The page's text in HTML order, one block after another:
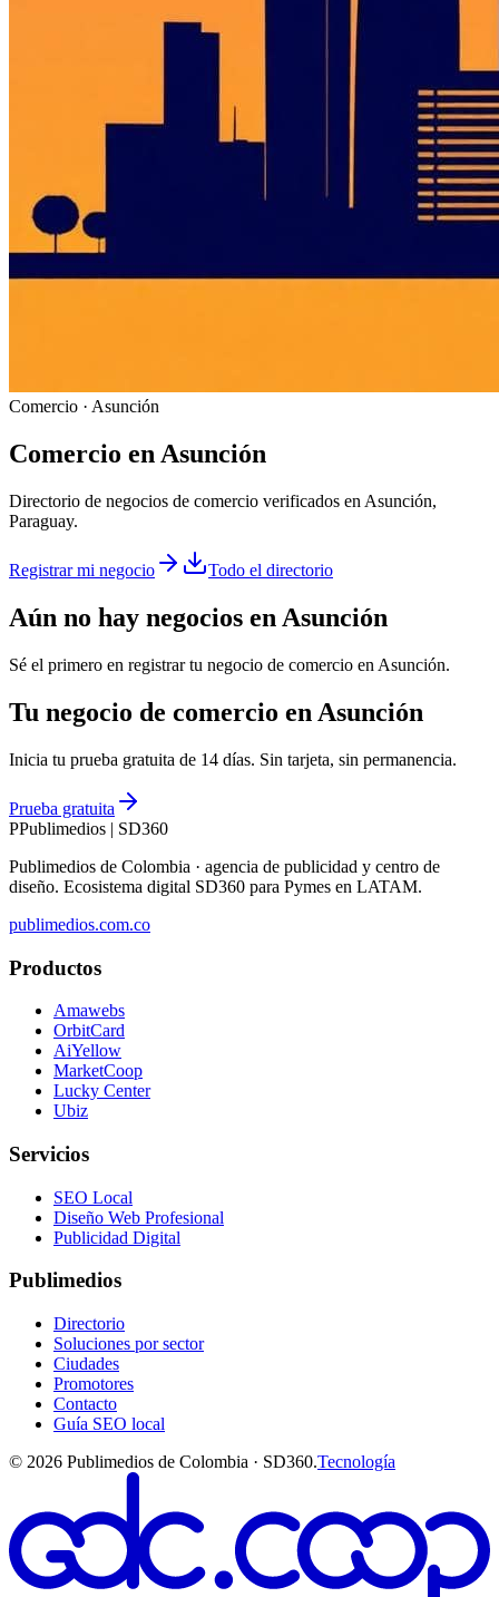
Comercio · Asunción
Comercio enAsunción
Directorio de negocios de comercio verificados en Asunción,
Paraguay.
Registrar mi negocio Todo el directorio
Aún no hay negocios en Asunción
Sé el primero en registrar tu negocio de comercio en Asunción.
Tu negocio de comercio en Asunción
Inicia tu prueba gratuita de 14 días. Sin tarjeta, sin permanencia.
Prueba gratuita
PPublimedios | SD360
Publimedios de Colombia · agencia de publicidad y centro de
diseño. Ecosistema digital SD360 para Pymes en LATAM.
publimedios.com.co
Productos
Amawebs
OrbitCard
AiYellow
MarketCoop
Lucky Center
Ubiz
Servicios
SEO Local
Diseño Web Profesional
Publicidad Digital
Publimedios
Directorio
Soluciones por sector
Ciudades
Promotores
Contacto
Guía SEO local
© 2026 Publimedios de Colombia · SD360.Tecnología